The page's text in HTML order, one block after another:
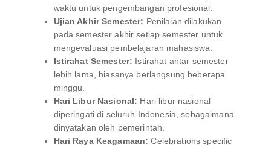
waktu untuk pengembangan profesional.
Ujian Akhir Semester: Penilaian dilakukan
pada semester akhir setiap semester untuk
mengevaluasi pembelajaran mahasiswa.
Istirahat Semester: Istirahat antar semester
lebih lama, biasanya berlangsung beberapa
minggu.
Hari Libur Nasional: Hari libur nasional
diperingati di seluruh Indonesia, sebagaimana
dinyatakan oleh pemerintah.
Hari Raya Keagamaan: Celebrations specific